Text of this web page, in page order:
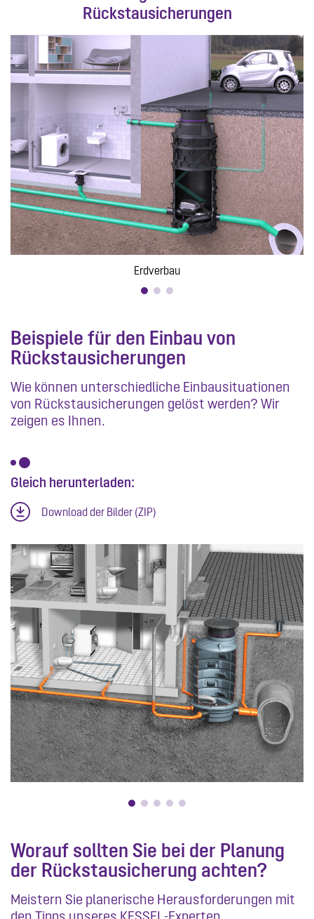
Rückstausicherungen
Erdverbau
Beispiele für den Einbau von
Rückstausicherungen
Wie können unterschiedliche Einbausituationen
von Rückstausicherungen gelöst werden? Wir
zeigen es Ihnen.
Gleich herunterladen:
Download der Bilder (ZIP)
Worauf sollten Sie bei der Planung
der Rückstausicherung achten?
Meistern Sie planerische Herausforderungen mit